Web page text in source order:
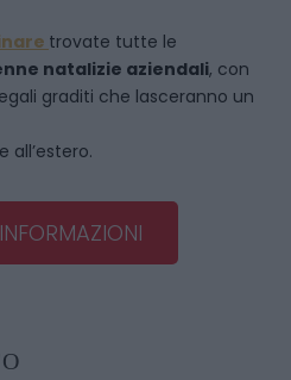
trovate tutte le
natalizie aziendali, con
graditi che lasceranno un
all’estero.